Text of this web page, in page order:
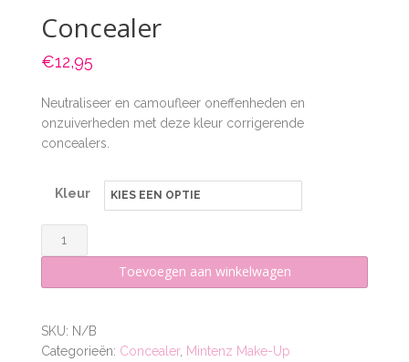
Concealer
€12,95
Neutraliseer en camoufleer oneffenheden en
onzuiverheden met deze kleur corrigerende
concealers.
Kleur
Concealer
aantal
Toevoegen aan winkelwagen
SKU: N/B
Categorieën: Concealer, Mintenz Make-Up